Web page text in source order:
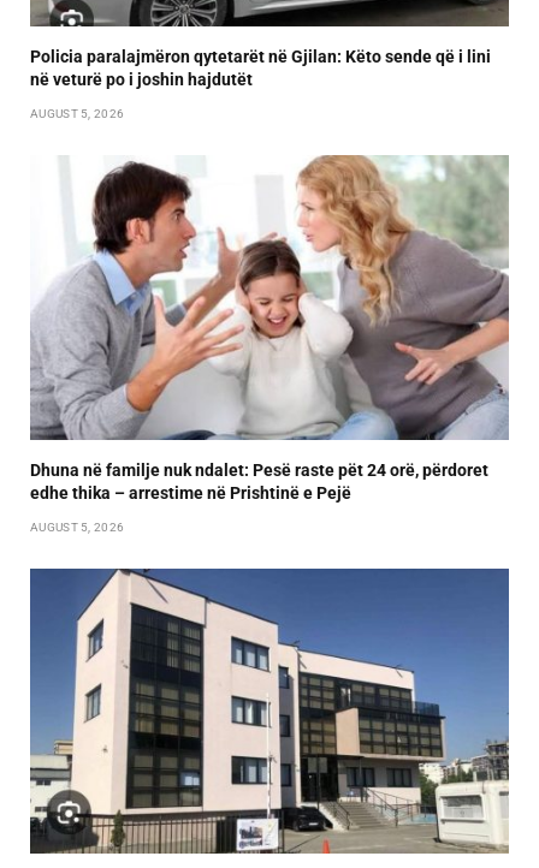
Policia paralajmëron qytetarët në Gjilan: Këto sende që i lini
në veturë po i joshin hajdutët
AUGUST 5, 2026
Dhuna në familje nuk ndalet: Pesë raste pët 24 orë, përdoret
edhe thika – arrestime në Prishtinë e Pejë
AUGUST 5, 2026